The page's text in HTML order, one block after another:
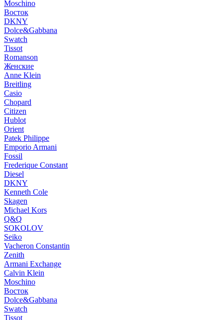
Moschino
Восток
DKNY
Dolce&Gabbana
Swatch
Tissot
Romanson
Женские
Anne Klein
Breitling
Casio
Chopard
Citizen
Hublot
Orient
Patek Philippe
Emporio Armani
Fossil
Frederique Constant
Diesel
DKNY
Kenneth Cole
Skagen
Michael Kors
Q&Q
SOKOLOV
Seiko
Vacheron Constantin
Zenith
Armani Exchange
Calvin Klein
Moschino
Восток
Dolce&Gabbana
Swatch
Tissot